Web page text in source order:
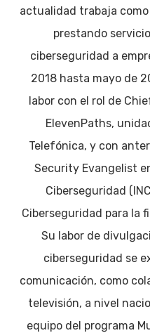
actualidad trabaja
prestando
ciberseguridad a
2018 hasta mayo de
labor con el rol de
ElevenPaths,
Telefónica, y con
Security Evangelist
Ciberseguridad
Ciberseguridad para la
Su labor de
ciberseguridad se
comunicación, como
televisión, a nivel
equipo del programa